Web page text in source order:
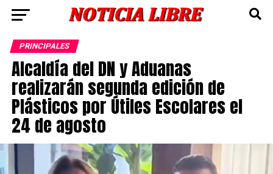
PRINCIPALES
Alcaldía del DN y Aduanas
realizarán segunda edición de
Plásticos por Útiles Escolares el
24 de agosto